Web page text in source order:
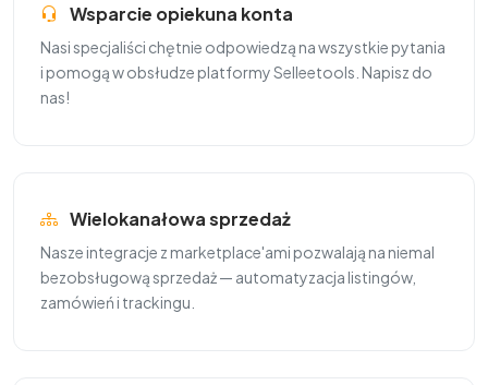
Wsparcie opiekuna konta
Nasi specjaliści chętnie odpowiedzą na wszystkie pytania
i pomogą w obsłudze platformy Selleetools. Napisz do
nas!
Wielokanałowa sprzedaż
Nasze integracje z marketplace'ami pozwalają na niemal
bezobsługową sprzedaż — automatyzacja listingów,
zamówień i trackingu.